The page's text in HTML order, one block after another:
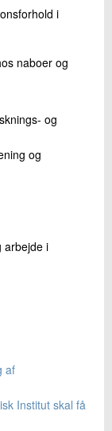
i
naboer og
og
og
arbejde i
af
Institut skal få